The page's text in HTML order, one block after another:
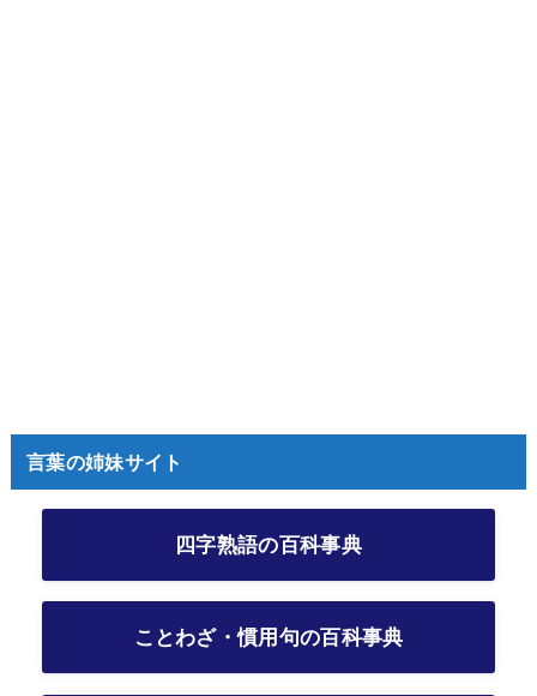
言葉の姉妹サイト
四字熟語の百科事典
ことわざ・慣用句の百科事典